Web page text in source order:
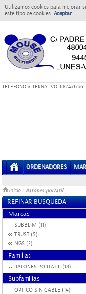
Utilizamos cookies para mejorar
este tipo de cookies. Aceptar
TELEFONO ALTERNATIVO: 687431736
ORDENADORES
Inicio > Ratones portatil
REFINAR BÚSQUEDA
Marcas
SUBBLIM (11)
TRUST (5)
NGS (2)
Familias
RATONES PORTATIL (18)
Subfamilias
OPTICO SIN CABLE (14)